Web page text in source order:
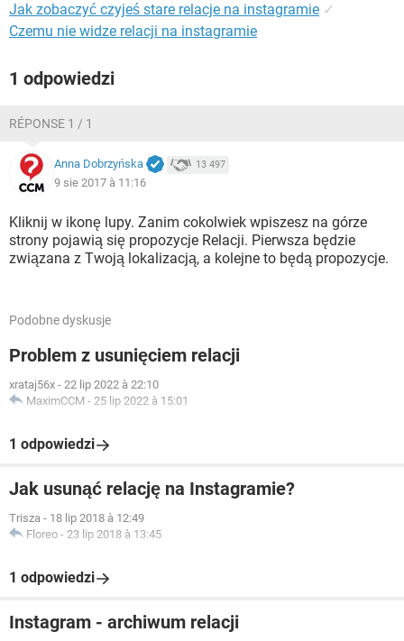
Jak zobaczyć czyjeś stare relacje na instagramie ✓
Czemu nie widze relacji na instagramie
1 odpowiedzi
RÉPONSE 1 / 1
Anna Dobrzyńska 13 497
9 sie 2017 à 11:16
Kliknij w ikonę lupy. Zanim cokolwiek wpiszesz na górze
strony pojawią się propozycje Relacji. Pierwsza będzie
związana z Twoją lokalizacją, a kolejne to będą propozycje.
Podobne dyskusje
Problem z usunięciem relacji
xrataj56x - 22 lip 2022 à 22:10
MaximCCM - 25 lip 2022 à 15:01
1 odpowiedzi
Jak usunąć relację na Instagramie?
Trisza - 18 lip 2018 à 12:49
Floreo - 23 lip 2018 à 13:45
1 odpowiedzi
Instagram - archiwum relacji